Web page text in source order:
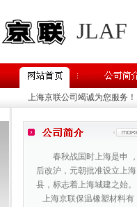
JLAF
上海京联公司竭诚为您服务！
春秋战国时上海是申 ，
后改沪，元朝批准设立上海
县，标志着上海城建之始。
上海京联保温橡塑材料有